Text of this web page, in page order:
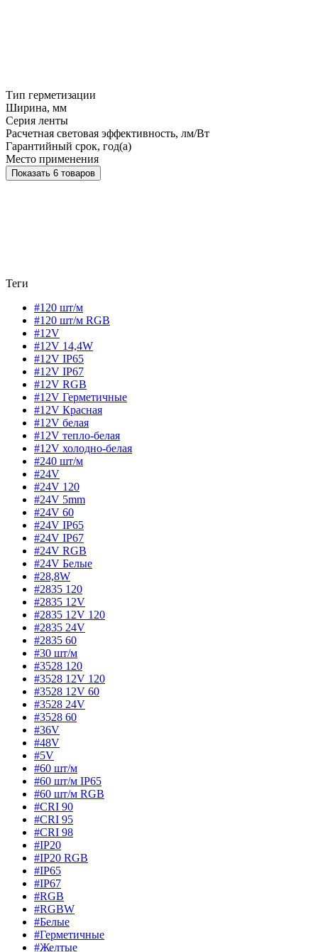
Тип герметизации
Ширина, мм
Серия ленты
Расчетная световая эффективность, лм/Вт
Гарантийный срок, год(а)
Место применения
Показать 6 товаров
Теги
#120 шт/м
#120 шт/м RGB
#12V
#12V 14,4W
#12V IP65
#12V IP67
#12V RGB
#12V Герметичные
#12V Красная
#12V белая
#12V тепло-белая
#12V холодно-белая
#240 шт/м
#24V
#24V 120
#24V 5mm
#24V 60
#24V IP65
#24V IP67
#24V RGB
#24V Белые
#28,8W
#2835 120
#2835 12V
#2835 12V 120
#2835 24V
#2835 60
#30 шт/м
#3528 120
#3528 12V 120
#3528 12V 60
#3528 24V
#3528 60
#36V
#48V
#5V
#60 шт/м
#60 шт/м IP65
#60 шт/м RGB
#CRI 90
#CRI 95
#CRI 98
#IP20
#IP20 RGB
#IP65
#IP67
#RGB
#RGBW
#Белые
#Герметичные
#Желтые